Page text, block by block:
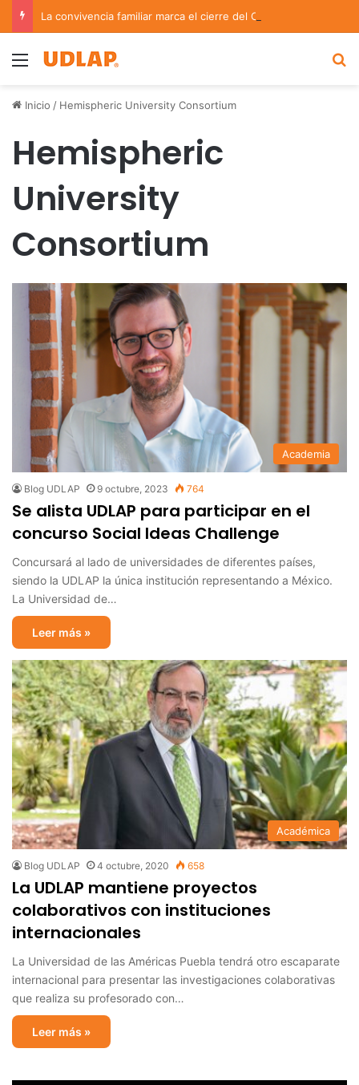
Menu
Inicio / Hemispheric University Consortium
Hemispheric
University
Consortium
Academia
Blog UDLAP 9 octubre, 2023 764
Se alista UDLAP para participar en el
concurso Social Ideas Challenge
Concursará al lado de universidades de diferentes países,
siendo la UDLAP la única institución representando a México.
La Universidad de…
Leer más »
Académica
Blog UDLAP 4 octubre, 2020 658
La UDLAP mantiene proyectos
colaborativos con instituciones
internacionales
La Universidad de las Américas Puebla tendrá otro escaparate
internacional para presentar las investigaciones colaborativas
que realiza su profesorado con…
Leer más »